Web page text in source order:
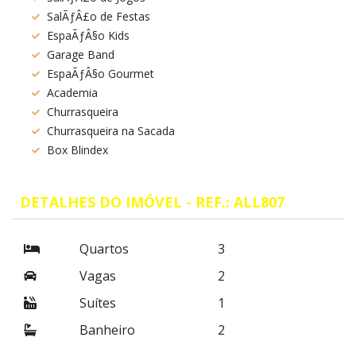
SalÃƒÂ£o de Festas
EspaÃƒÂ§o Kids
Garage Band
EspaÃƒÂ§o Gourmet
Academia
Churrasqueira
Churrasqueira na Sacada
Box Blindex
DETALHES DO IMÓVEL - REF.: ALL807
Quartos
3
Vagas
2
Suítes
1
Banheiro
2